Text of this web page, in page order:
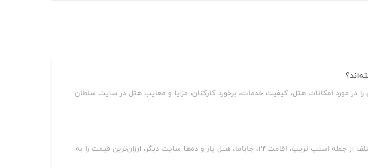
در مورد امکانات هتل، کیفیت خدمات، برخورد کارکنان، مزایا و معایب هتل در سایت سلطان
سلطان سفر با مقایسه قیمت هتل آپارتمان مروارید مشهد بر روی سایت‌های مختلف از جمله اسنپ تریپ، اقامت24، جاباما، هتل یار و ده‌ها سایت دیگر، ارزان‌ترین قیمت را به